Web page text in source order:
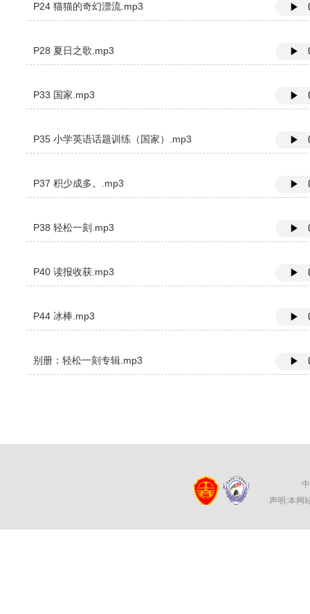
P24 猫猫的奇幻漂流.mp3
P28 夏日之歌.mp3
P33 国家.mp3
P35 小学英语话题训练（国家）.mp3
P37 积少成多。.mp3
P38 轻松一刻.mp3
P40 读报收获.mp3
P44 冰棒.mp3
别册：轻松一刻专辑.mp3
声明:本网